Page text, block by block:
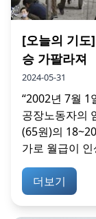
[오늘의 기도
승 가팔라져
2024-05-31
“2002년 7월 1
공장노동자의
(65원)의
가로 월급이
더보기